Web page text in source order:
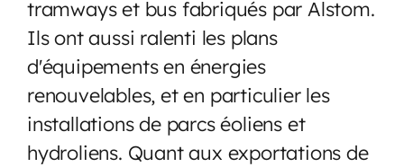
tramways et bus fabriqués par Alstom.
Ils ont aussi ralenti les plans
d'équipements en énergies
renouvelables, et en particulier les
installations de parcs éoliens et
hydroliens. Quant aux exportations de